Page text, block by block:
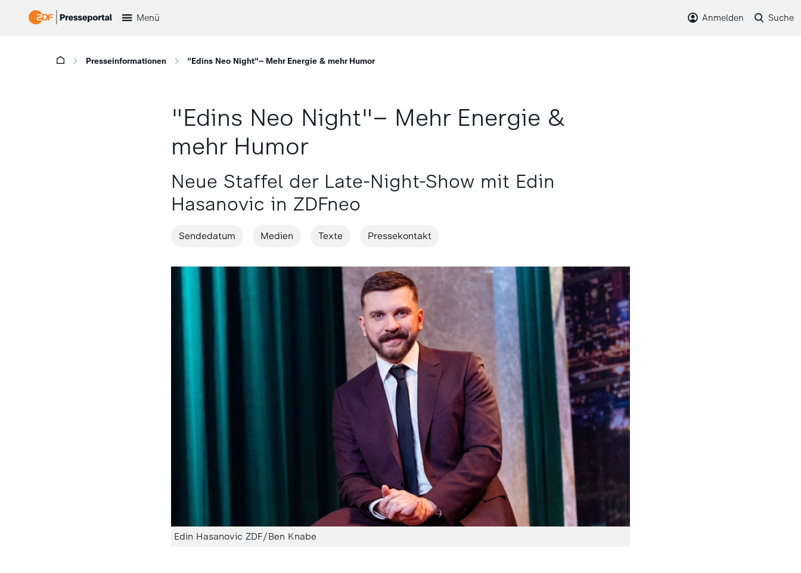
Menü Anmelden Suche
Presseinformationen "Edins Neo Night"– Mehr Energie & mehr Humor
"Edins Neo Night"– Mehr Energie &
mehr Humor
Neue Staffel der Late-Night-Show mit Edin
Hasanovic in ZDFneo
Sendedatum Medien Texte Pressekontakt
Edin Hasanovic ZDF/Ben Knabe